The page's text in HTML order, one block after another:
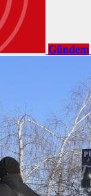
Gündem